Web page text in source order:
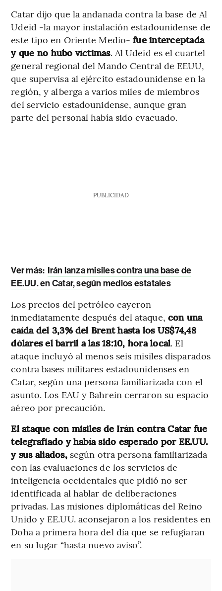
Catar dijo que la andanada contra la base de Al
Udeid -la mayor instalación estadounidense de
este tipo en Oriente Medio-fue interceptada
y que no hubo víctimas. Al Udeid es el cuartel
general regional del Mando Central de EEUU,
que supervisa al ejército estadounidense en la
región, y alberga a varios miles de miembros
del servicio estadounidense, aunque gran
parte del personal había sido evacuado.
PUBLICIDAD
Ver más: Irán lanza misiles contra una base de
EE.UU. en Catar, según medios estatales
Los precios del petróleo cayeron
inmediatamente después del ataque, con una
caída del 3,3% del Brent hasta los US$74,48
dólares el barril a las 18:10, hora local. El
ataque incluyó al menos seis misiles disparados
contra bases militares estadounidenses en
Catar, según una persona familiarizada con el
asunto. Los EAU y Bahrein cerraron su espacio
aéreo por precaución.
El ataque con misiles de Irán contra Catar fue
telegrafiado y había sido esperado por EE.UU.
y sus aliados, según otra persona familiarizada
con las evaluaciones de los servicios de
inteligencia occidentales que pidió no ser
identificada al hablar de deliberaciones
privadas. Las misiones diplomáticas del Reino
Unido y EE.UU. aconsejaron a los residentes en
Doha a primera hora del día que se refugiaran
en su lugar “hasta nuevo aviso”.